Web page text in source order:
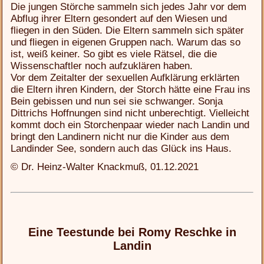
Die jungen Störche sammeln sich jedes Jahr vor dem
Abflug ihrer Eltern gesondert auf den Wiesen und
fliegen in den Süden. Die Eltern sammeln sich später
und fliegen in eigenen Gruppen nach. Warum das so
ist, weiß keiner. So gibt es viele Rätsel, die die
Wissenschaftler noch aufzuklären haben.
Vor dem Zeitalter der sexuellen Aufklärung erklärten
die Eltern ihren Kindern, der Storch hätte eine Frau ins
Bein gebissen und nun sei sie schwanger. Sonja
Dittrichs Hoffnungen sind nicht unberechtigt. Vielleicht
kommt doch ein Storchenpaar wieder nach Landin und
bringt den Landinern nicht nur die Kinder aus dem
Landinder See, sondern auch das Glück ins Haus.
© Dr. Heinz-Walter Knackmuß, 01.12.2021
Eine Teestunde bei Romy Reschke in
Landin